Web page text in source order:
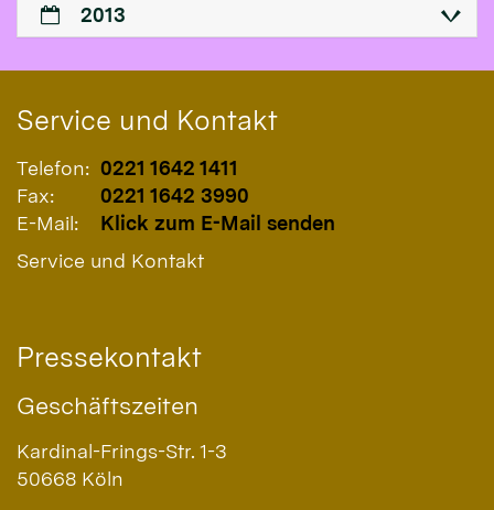
2013
Service und Kontakt
Telefon: 0221 1642 1411
Fax:
0221 1642 3990
E-Mail:
Klick zum E-Mail senden
Service und Kontakt
Pressekontakt
Geschäftszeiten
Kardinal-Frings-Str. 1-3
50668 Köln